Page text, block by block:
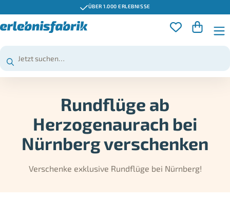
ÜBER 1.000 ERLEBNISSE
Rundflüge ab
Herzogenaurach bei
Nürnberg verschenken
Verschenke exklusive Rundflüge bei Nürnberg!